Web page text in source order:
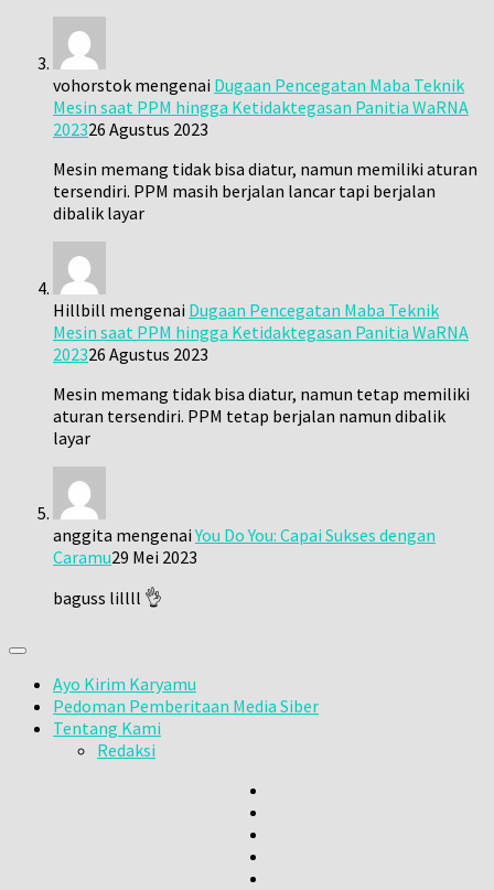
vohorstok mengenai Dugaan Pencegatan Maba Teknik
Mesin saat PPM hingga Ketidaktegasan Panitia WaRNA
202326 Agustus 2023
Mesin memang tidak bisa diatur, namun memiliki aturan
tersendiri. PPM masih berjalan lancar tapi berjalan
dibalik layar
Hillbill mengenai Dugaan Pencegatan Maba Teknik
Mesin saat PPM hingga Ketidaktegasan Panitia WaRNA
202326 Agustus 2023
Mesin memang tidak bisa diatur, namun tetap memiliki
aturan tersendiri. PPM tetap berjalan namun dibalik
layar
anggita mengenaiYou Do You: Capai Sukses dengan
Caramu29 Mei 2023
baguss lillll 👌
Ayo Kirim Karyamu
Pedoman Pemberitaan Media Siber
Tentang Kami
Redaksi